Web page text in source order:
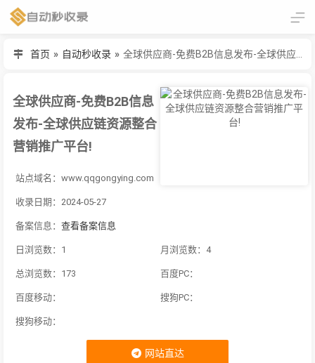
首页 » 自动秒收录 »
全球供应商-免费B2B信息
发布-全球供应链资源整合
营销推广平台!
站点域名：www.qqgongying.com
收录日期：2024-05-27
备案信息： 查看备案信息
日浏览数：1 月浏览数：4
总浏览数：173 百度PC：
百度移动： 搜狗PC：
搜狗移动：
网站直达